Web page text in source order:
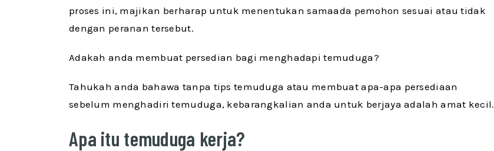
proses ini, majikan berharap untuk menentukan samaada pemohon sesuai atau tidak
dengan peranan tersebut.
Adakah anda membuat persedian bagi menghadapi temuduga?
Tahukah anda bahawa tanpa tips temuduga atau membuat apa-apa persediaan
sebelum menghadiri temuduga, kebarangkalian anda untuk berjaya adalah amat kecil.
Apa itu temuduga kerja?